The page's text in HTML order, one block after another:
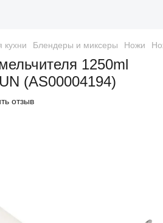
кухни Блендеры и миксеры Ножи
1250ml
(AS00004194)
отзыв